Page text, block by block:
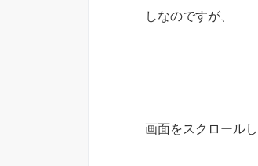
しなのですが、
画面をスクロール